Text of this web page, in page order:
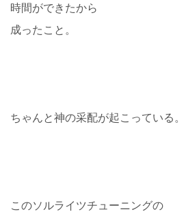
時間ができたから
成ったこと。
ちゃんと神の采配が起こっている。
このソルライツチューニングの